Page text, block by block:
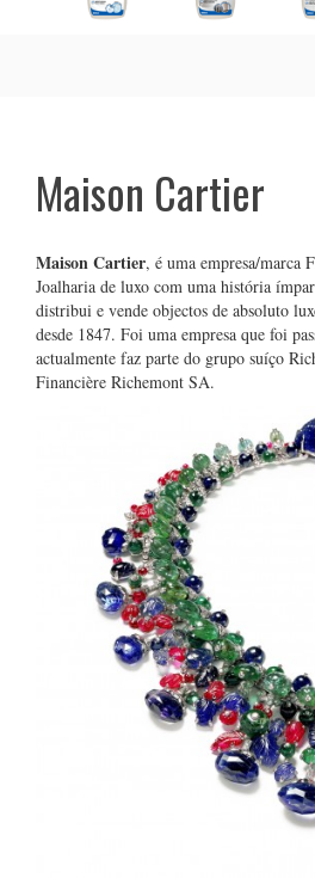
Maison Cartier
Maison Cartier, é uma empresa/marca
Joalharia de luxo com uma história
distribui e vende objectos de absoluto
desde 1847. Foi uma empresa que foi
actualmente faz parte do grupo suíço
Financière Richemont SA.